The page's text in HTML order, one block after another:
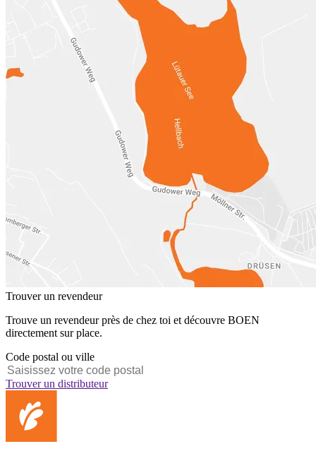
Trouver un revendeur
Trouve un revendeur près de chez toi et découvre BOEN
directement sur place.
Code postal ou ville
Trouver un distributeur